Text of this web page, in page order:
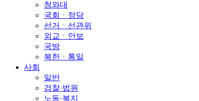
청와대
국회ㆍ정당
선거ㆍ선관위
외교ㆍ안보
국방
북한ㆍ통일
사회
일반
검찰·법원
노동·복지